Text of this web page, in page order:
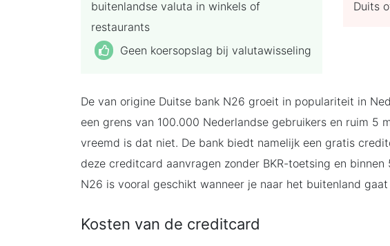
buitenlandse valuta in winkels of
restaurants
Geen koersopslag bij valutawisseling
Duits
De van origine Duitse bank N26 groeit in populariteit in
een grens van 100.000 Nederlandse gebruikers en ruim 5
vreemd is dat niet. De bank biedt namelijk een gratis
deze creditcard aanvragen zonder BKR-toetsing en
N26 is vooral geschikt wanneer je naar het buitenland
Kosten van de creditcard